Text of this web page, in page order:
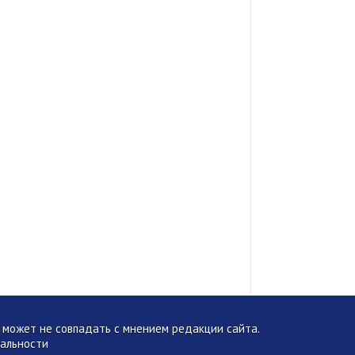
не совпадать с мнением редакции сайта.